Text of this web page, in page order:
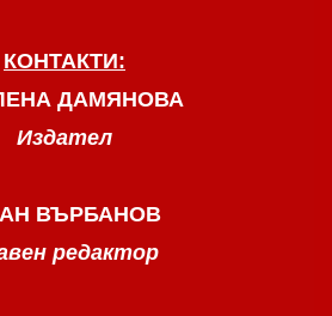
КОНТАКТИ:
ДАМЯНОВА
Издател
ВЪРБАНОВ
редактор